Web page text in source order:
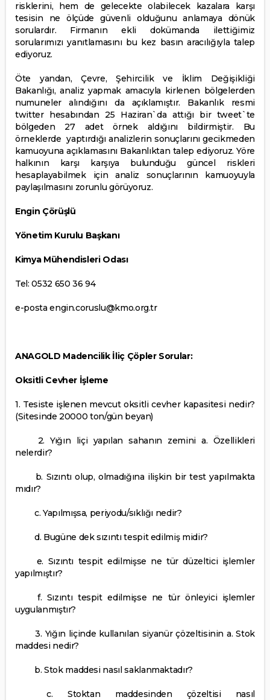
risklerini, hem de gelecekte olabilecek kazalara karşı
tesisin ne ölçüde güvenli olduğunu anlamaya dönük
sorulardır. Firmanın ekli dokümanda ilettiğimiz
sorularımızı yanıtlamasını bu kez basın aracılığıyla talep
ediyoruz.
Öte yandan, Çevre, Şehircilik ve İklim Değişikliği
Bakanlığı, analiz yapmak amacıyla kirlenen bölgelerden
numuneler alındığını da açıklamıştır. Bakanlık resmi
twitter hesabından 25 Haziran`da attığı bir tweet`te
bölgeden 27 adet örnek aldığını bildirmiştir. Bu
örneklerde yaptırdığı analizlerin sonuçlarını gecikmeden
kamuoyuna açıklamasını Bakanlıktan talep ediyoruz. Yöre
halkının karşı karşıya bulunduğu güncel riskleri
hesaplayabilmek için analiz sonuçlarının kamuoyuyla
paylaşılmasını zorunlu görüyoruz.
Engin Çörüşlü
Yönetim Kurulu Başkanı
Kimya Mühendisleri Odası
Tel: 0532 650 36 94
e-posta engin.coruslu@kmo.org.tr
ANAGOLD Madencilik İliç Çöpler Sorular:
Oksitli Cevher İşleme
1. Tesiste işlenen mevcut oksitli cevher kapasitesi nedir?
(Sitesinde 20000 ton/gün beyan)
2. Yığın liçi yapılan sahanın zemini a. Özellikleri
nelerdir?
b. Sızıntı olup, olmadığına ilişkin bir test yapılmakta
mıdır?
c. Yapılmışsa, periyodu/sıklığı nedir?
d. Bugüne dek sızıntı tespit edilmiş midir?
e. Sızıntı tespit edilmişse ne tür düzeltici işlemler
yapılmıştır?
f. Sızıntı tespit edilmişse ne tür önleyici işlemler
uygulanmıştır?
3. Yığın liçinde kullanılan siyanür çözeltisinin a. Stok
maddesi nedir?
b. Stok maddesi nasıl saklanmaktadır?
c. Stoktan maddesinden çözeltisi nasıl